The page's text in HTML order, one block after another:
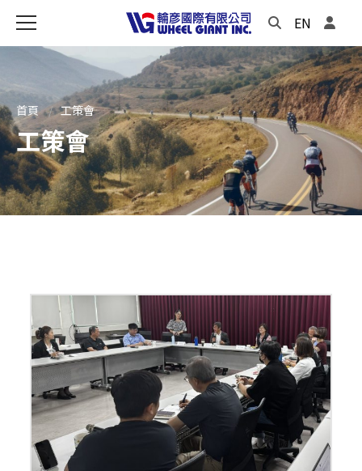
EN
首頁 工策會
工策會